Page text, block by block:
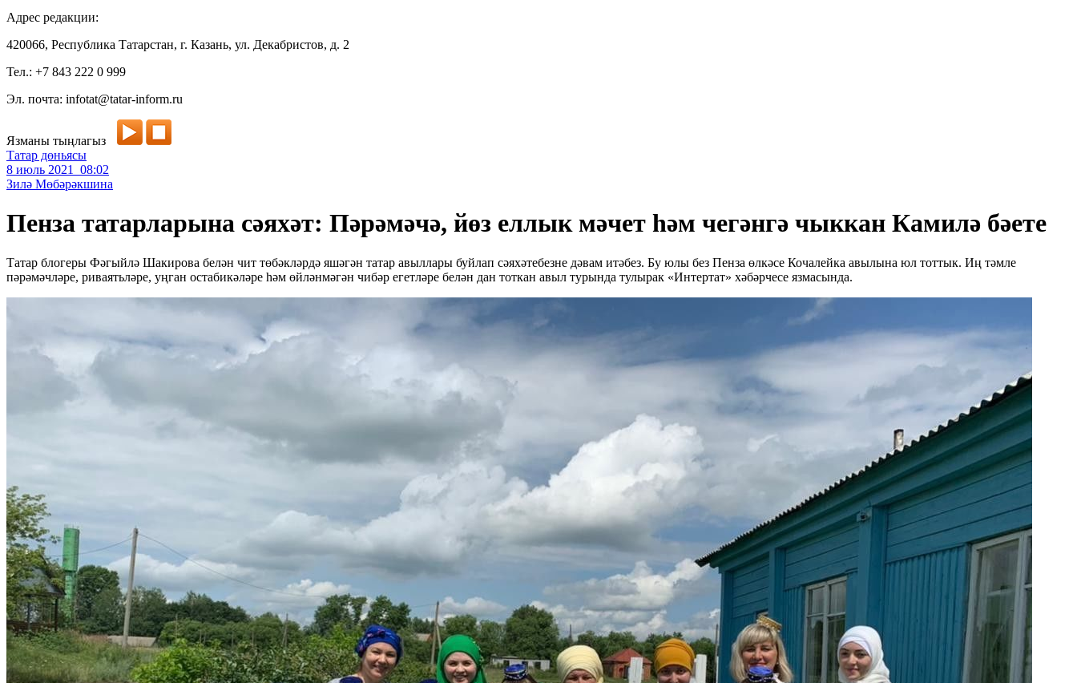
Адрес редакции:
420066, Республика Татарстан, г. Казань, ул. Декабристов, д. 2
Тел.: +7 843 222 0 999
Эл. почта: infotat@tatar-inform.ru
Язманы тыңлагыз
Татар дөньясы
8 июль 2021 08:02
Зилә Мөбәрәкшина
Пенза татарларына сәяхәт: Пәрәмәчә, йөз еллык мәчет һәм чегәнгә чыккан Камилә бәете
Татар блогеры Фәгыйлә Шакирова белән чит төбәкләрдә яшәгән татар авыллары буйлап сәяхәтебезне дәвам итәбез. Бу юлы без Пенза өлкәсе Кочалейка авылына юл тоттык. Иң тәмле
пәрәмәчләре, риваятьләре, уңган остабикәләре һәм өйләнмәгән чибәр егетләре белән дан тоткан авыл турында тулырак «Интертат» хәбәрчесе язмасында.